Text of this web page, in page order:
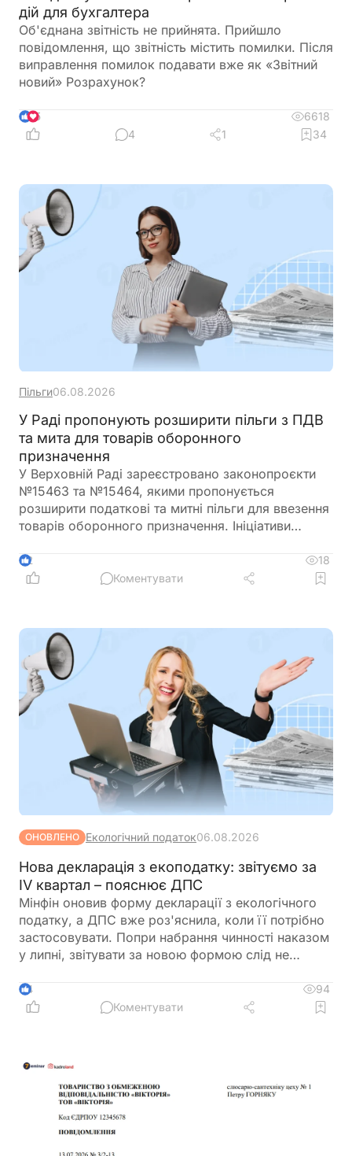
дій для бухгалтера
Об'єднана звітність не прийнята. Прийшло
повідомлення, що звітність містить помилки. Після
виправлення помилок подавати вже як «Звітний
новий» Розрахунок?
5
6618
4
1 34
Пільги06.08.2026
У Раді пропонують розширити пільги з ПДВ
та мита для товарів оборонного
призначення
У Верховній Раді зареєстровано законопроєкти
№15463 та №15464, якими пропонується
розширити податкові та митні пільги для ввезення
товарів оборонного призначення. Ініціативи
ввізного мита на поставки, що фінансуються
іноземними державами, міжнародними
підприємств, які зможуть скористатися такими
пільгами
2
18
Коментувати
ОНОВЛЕНО Екологічний податок06.08.2026
Нова декларація з екоподатку: звітуємо за
IV квартал – пояснює ДПС
Мінфін оновив форму декларації з екологічного
податку, а ДПС вже роз'яснила, коли її потрібно
застосовувати. Попри набрання чинності наказом
у липні, звітувати за новою формою слід не
подаватиметься оновлена декларація та які зміни
внесено до її форми
4
94
Коментувати